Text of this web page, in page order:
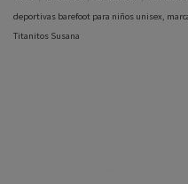
deportivas barefoot para niños unisex,
Titanitos Susana